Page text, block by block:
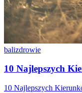
balizdrowie
10 Najlepszych
10 Najlepszych